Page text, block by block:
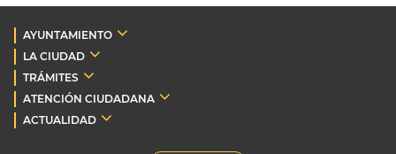
AYUNTAMIENTO
LA CIUDAD
TRÁMITES
ATENCIÓN CIUDADANA
ACTUALIDAD